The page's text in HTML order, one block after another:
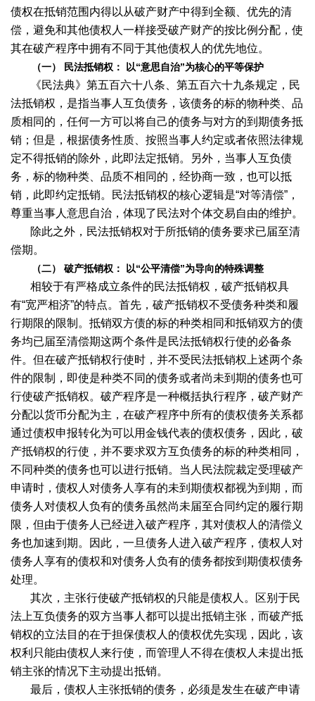
债权在抵销范围内得以从破产财产中得到全额、优先的清
偿，避免和其他债权人一样接受破产财产的按比例分配，使
其在破产程序中拥有不同于其他债权人的优先地位。
（一） 民法抵销权： 以“意思自治”为核心的平等保护
《民法典》第五百六十八条、第五百六十九条规定，民
法抵销权，是指当事人互负债务，该债务的标的物种类、品
质相同的，任何一方可以将自己的债务与对方的到期债务抵
销；但是，根据债务性质、按照当事人约定或者依照法律规
定不得抵销的除外，此即法定抵销。另外，当事人互负债
务，标的物种类、品质不相同的，经协商一致，也可以抵
销，此即约定抵销。民法抵销权的核心逻辑是“对等清偿”，
尊重当事人意思自治，体现了民法对个体交易自由的维护。
除此之外，民法抵销权对于所抵销的债务要求已届至清
偿期。
（二） 破产抵销权： 以“公平清偿”为导向的特殊调整
相较于有严格成立条件的民法抵销权，破产抵销权具
有“宽严相济”的特点。首先，破产抵销权不受债务种类和履
行期限的限制。抵销双方债的标的种类相同和抵销双方的债
务均已届至清偿期这两个条件是民法抵销权行使的必备条
件。但在破产抵销权行使时，并不受民法抵销权上述两个条
件的限制，即使是种类不同的债务或者尚未到期的债务也可
行使破产抵销权。破产程序是一种概括执行程序，破产财产
分配以货币分配为主，在破产程序中所有的债权债务关系都
通过债权申报转化为可以用金钱代表的债权债务，因此，破
产抵销权的行使，并不要求双方互负债务的标的种类相同，
不同种类的债务也可以进行抵销。当人民法院裁定受理破产
申请时，债权人对债务人享有的未到期债权都视为到期，而
债务人对债权人负有的债务虽然尚未届至合同约定的履行期
限，但由于债务人已经进入破产程序，其对债权人的清偿义
务也加速到期。因此，一旦债务人进入破产程序，债权人对
债务人享有的债权和对债务人负有的债务都按到期债权债务
处理。
其次，主张行使破产抵销权的只能是债权人。区别于民
法上互负债务的双方当事人都可以提出抵销主张，而破产抵
销权的立法目的在于担保债权人的债权优先实现，因此，该
权利只能由债权人来行使，而管理人不得在债权人未提出抵
销主张的情况下主动提出抵销。
最后，债权人主张抵销的债务，必须是发生在破产申请